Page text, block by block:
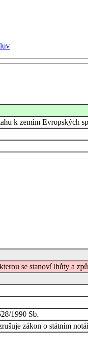
k zemím Evropských
se stanoví lhůty a
1990 Sb.
zákon o státním